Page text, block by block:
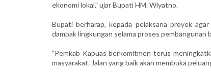
ekonomi lokal," ujar Bupati HM. Wiyatno.
Bupati berharap, kepada pelaksana proyek
dampak lingkungan selama proses pembangunan
"Pemkab Kapuas berkomitmen terus
masyarakat. Jalan yang baik akan membuka